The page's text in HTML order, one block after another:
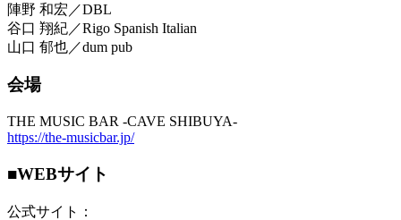
陣野 和宏／DBL
谷口 翔紀／Rigo Spanish Italian
山口 郁也／dum pub
会場
THE MUSIC BAR -CAVE SHIBUYA-
https://the-musicbar.jp/
■WEBサイト
公式サイト：